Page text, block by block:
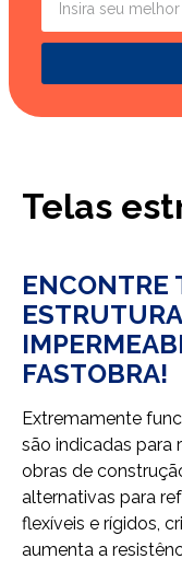
Telas
ENCONTRE
FASTOBRA!
Extremamente
são indicadas para
obras de
alternativas para
flexíveis e rígidos,
aumenta a